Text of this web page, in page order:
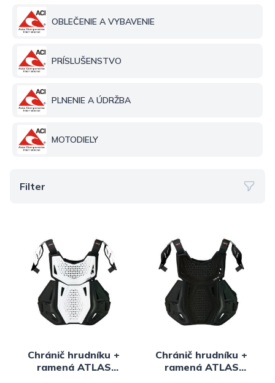
OBLEČENIE A VYBAVENIE
PRÍSLUŠENSTVO
PLNENIE A ÚDRŽBA
MOTODIELY
Filter
Chránič hrudníku +
ramená ATLAS
Chránič hrudníku +
ramená ATLAS